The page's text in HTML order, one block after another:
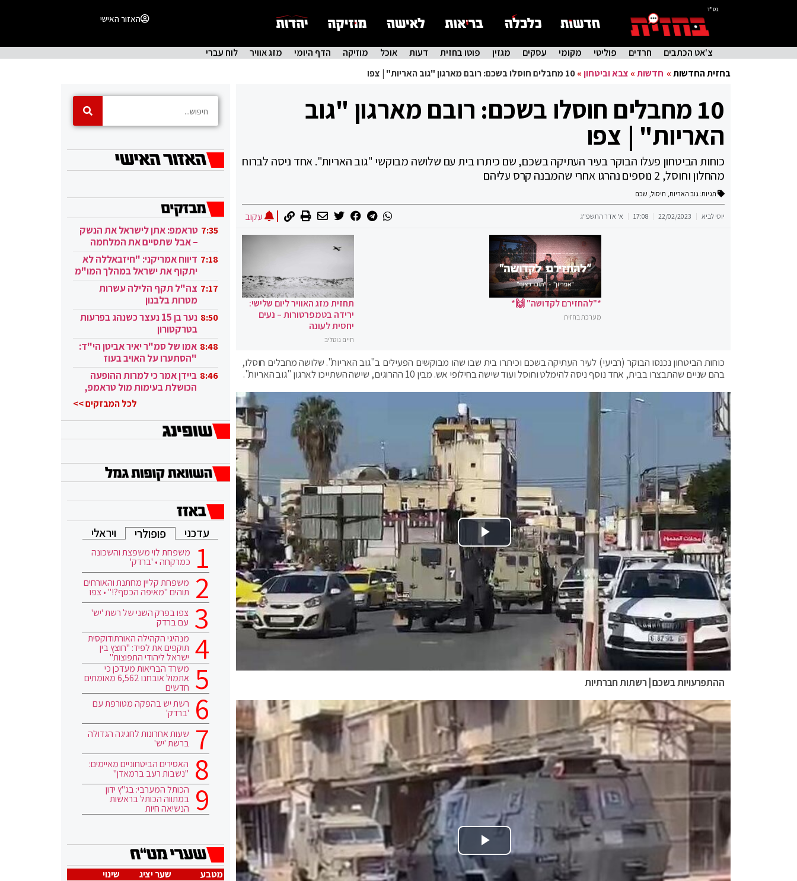
בס"ד
האזור האישי
צ'אט הכתבים חרדים פוליטי מקומי עסקים מגזין פוטו בחזית דעות אוכל מוזיקה הדף היומי מזג אוויר
לוח עברי
בחזית החדשות» חדשות» צבא וביטחון»10 מחבלים חוסלו בשכם: רובם מארגון "גוב האריות" | צפו
10 מחבלים חוסלו בשכם: רובם מארגון "גוב
האריות" | צפו
כוחות הביטחון פעלו הבוקר בעיר העתיקה בשכם, שם כיתרו בית עם שלושה מבוקשי "גוב האריות". אחד ניסה לברוח
מהחלון וחוסל, 2 נוספים נהרגו אחרי שהמבנה קרס עליהם
תגיות: גוב האריות, חיסול, שכם
יוסי לביא 22/02/2023
17:08 א' אדר התשפ"ג עקוב
*"להחזירם לקדושה" 🙌*
מערכת בחזית
תחזית מזג האוויר ליום שלישי:
ירידה בטמפרטורות – נעים
יחסית לעונה
חיים גוטליב
כוחות הביטחון נכנסו הבוקר (רביעי) לעיר העתיקה בשכם וכיתרו בית שבו שהו מבוקשים הפעילים ב"גוב האריות". שלושה מחבלים חוסלו,
בהם שניים שהתבצרו בבית, אחד נוסף ניסה להימלט וחוסל ועוד שישה בחילופי אש. מבין 10 ההרוגים, שישה השתייכו לארגון "גוב האריות".
Play Video
ההתפרעויות בשכם | רשתות חברתיות
Play Video
7:35 טראמפ: אתן לישראל את הנשק
– אבל שתסיים את המלחמה
בעזה 7:18 דיווח אמריקני: "חיזבאללה לא
יתקוף את ישראל במהלך המו"מ
בקטאר" 7:17 צה"ל תקף הלילה עשרות
מטרות בלבנון
8:50
נער בן 15 נעצר כשנהג בפרעות
בטרקטורון
8:48 אמו של סמ"ר יאיר אביטן הי"ד:
"הסתערו על האויב בעוז
ובגבורה" 8:46 ביידן אמר כי למרות ההופעה
הכושלת בעימות מול טראמפ,
לכל המבזקים >>
עדכני פופולרי ויראלי
משפחת לוי משפצת והשכונה
כמרקחה • 'ברדק'
משפחת קליין מחתנת והאורחים
תוהים "מאיפה הכסף?!" • צפו
צפו בפרק השני של רשת 'יש'
עם ברדק
מנהיגי הקהילה האורתודוקסית
תוקפים את לפיד: "חוצץ בין
ישראל ליהודי התפוצות"
משרד הבריאות מעדכן כי
אתמול אובחנו 6,562 מאומתים
חדשים
רשת יש בהפקה מטורפת עם
'ברדק'
שעות אחרונות לחגיגה הגדולה
ברשת 'יש'
האסירים הביטחוניים מאיימים:
"נשבות רעב ברמאדן"
הכותל המערבי: בג"ץ ידון
במתווה הכותל בראשות
הנשיאה חיות
מטבע שער יציג
שינוי